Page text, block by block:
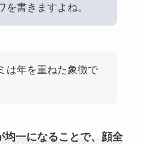
を書きますよね。
は年を重ねた象徴で
一になることで、顔全